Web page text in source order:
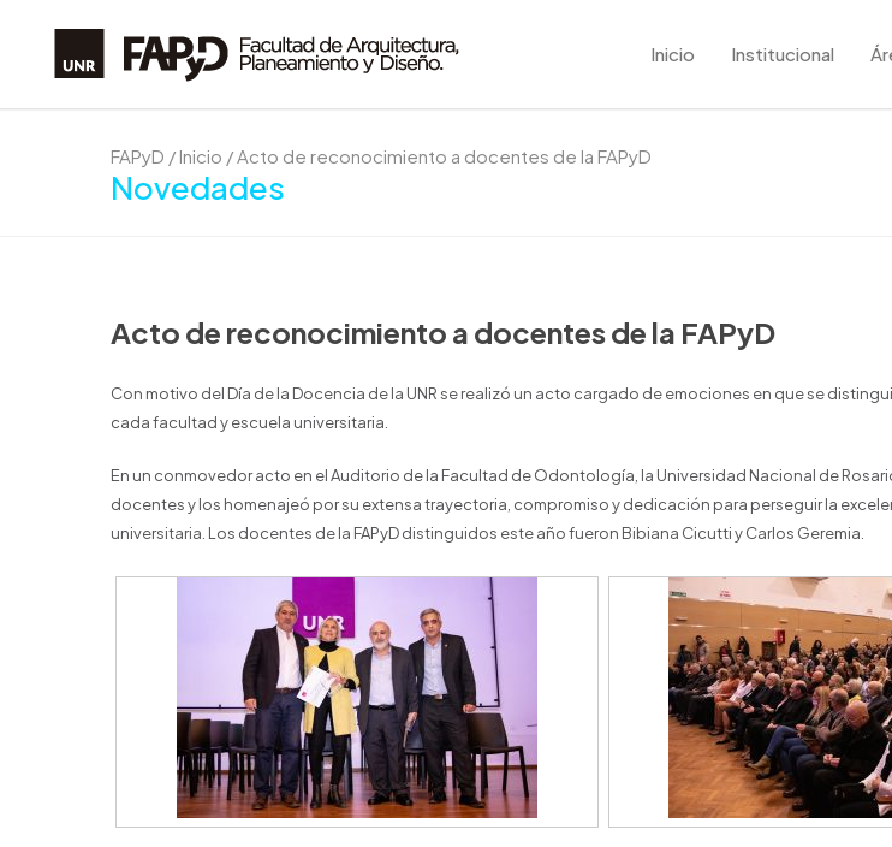
Inicio Institucional
FAPyD / Inicio /Acto de reconocimiento a docentes de la FAPyD
Novedades
Acto de reconocimiento a docentes de la FAPyD
Con motivo del Día de la Docencia de la UNR se realizó un acto cargado de emociones en que se
cada facultad y escuela universitaria.
En un conmovedor acto en el Auditorio de la Facultad de Odontología, la Universidad Nacional de
docentes y los homenajeó por su extensa trayectoria, compromiso y dedicación para perseguir la
universitaria. Los docentes de la FAPyD distinguidos este año fueron Bibiana Cicutti y Carlos Geremia.